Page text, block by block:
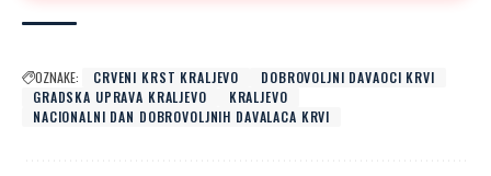
OZNAKE: CRVENI KRST KRALJEVO
DOBROVOLJNI DAVAOCI KRVI
GRADSKA UPRAVA KRALJEVO
KRALJEVO
NACIONALNI DAN DOBROVOLJNIH DAVALACA KRVI